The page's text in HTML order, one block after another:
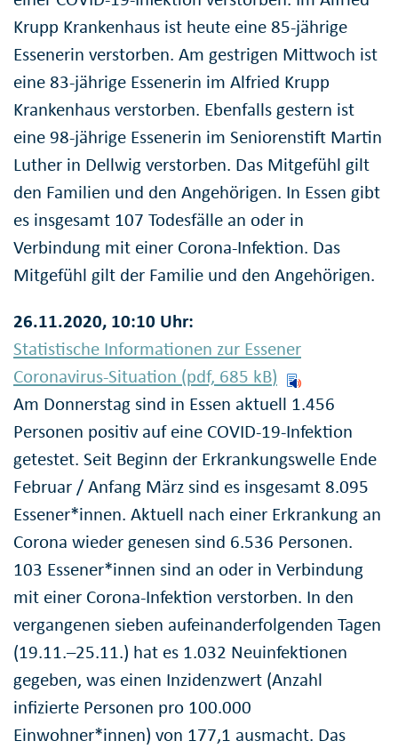
Krupp Krankenhaus ist heute eine 85-jährige
Essenerin verstorben. Am gestrigen Mittwoch ist
eine 83-jährige Essenerin im Alfried Krupp
Krankenhaus verstorben. Ebenfalls gestern ist
eine 98-jährige Essenerin im Seniorenstift Martin
Luther in Dellwig verstorben. Das Mitgefühl gilt
den Familien und den Angehörigen. In Essen gibt
es insgesamt 107 Todesfälle an oder in
Verbindung mit einer Corona-Infektion. Das
Mitgefühl gilt der Familie und den Angehörigen.
26.11.2020, 10:10 Uhr:
Statistische Informationen zur Essener
Coronavirus-Situation (pdf, 685 kB)
Am Donnerstag sind in Essen aktuell 1.456
Personen positiv auf eine COVID-19-Infektion
getestet. Seit Beginn der Erkrankungswelle Ende
Februar / Anfang März sind es insgesamt 8.095
Essener*innen. Aktuell nach einer Erkrankung an
Corona wieder genesen sind 6.536 Personen.
103 Essener*innen sind an oder in Verbindung
mit einer Corona-Infektion verstorben. In den
vergangenen sieben aufeinanderfolgenden Tagen
(19.11.–25.11.) hat es 1.032 Neuinfektionen
gegeben, was einen Inzidenzwert (Anzahl
infizierte Personen pro 100.000
Einwohner*innen) von 177,1 ausmacht. Das